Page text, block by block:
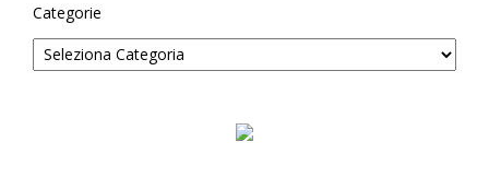
Categorie